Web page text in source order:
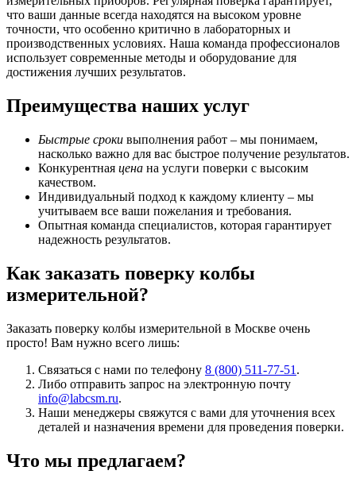
что ваши данные всегда находятся на высоком уровне
точности, что особенно критично в лабораторных и
производственных условиях. Наша команда профессионалов
использует современные методы и оборудование для
достижения лучших результатов.
Преимущества наших услуг
Быстрые сроки выполнения работ – мы понимаем,
насколько важно для вас быстрое получение результатов.
Конкурентная цена на услуги поверки с высоким
качеством.
Индивидуальный подход к каждому клиенту – мы
учитываем все ваши пожелания и требования.
Опытная команда специалистов, которая гарантирует
надежность результатов.
Как заказать поверку колбы
измерительной?
Заказать поверку колбы измерительной в Москве очень
просто! Вам нужно всего лишь:
Связаться с нами по телефону 8 (800) 511-77-51 .
Либо отправить запрос на электронную почту
info@labcsm.ru.
Наши менеджеры свяжутся с вами для уточнения всех
деталей и назначения времени для проведения поверки.
Что мы предлагаем?